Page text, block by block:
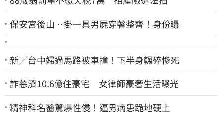
保安宮後山…掛一具男屍穿著整齊！身份曝
新／台中婦過馬路被車撞！下半身輾碎慘死
詐慈濟10.6億住豪宅 女律師豪奢生活曝光
精神科名醫驚爆性侵！逼男病患跪地硬上